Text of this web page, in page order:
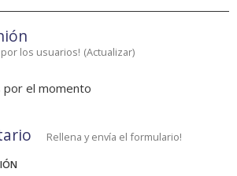
los usuarios! (Actualizar)
por el momento
Rellena y envía el formulario!